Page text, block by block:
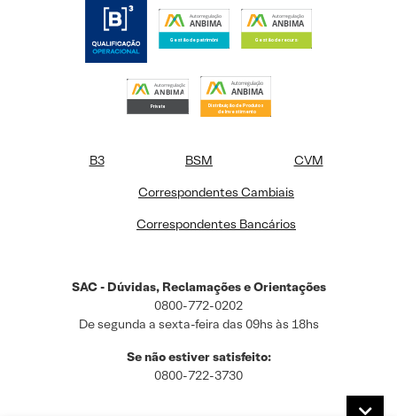
B3 BSM
CVM
Correspondentes Cambiais
Correspondentes Bancários
SAC - Dúvidas, Reclamações e Orientações
0800-772-0202
De segunda a sexta-feira das 09hs às 18hs
Se não estiver satisfeito:
0800-722-3730